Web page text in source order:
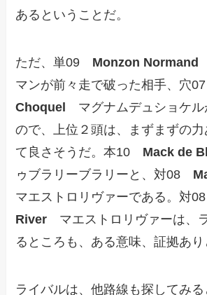
あるということだ。
ただ、単09 Monzon Normand
マンが前々走で破った相手、穴
Choquel マグナムデュショケル
ので、上位２頭は、まずまずの
て良さそうだ。本10 Mack de
ゥブラリーブラリーと、対08
マエストロリヴァーである。対
River マエストロリヴァーは、
るところも、ある意味、証拠あり
ライバルは、他路線も探してみ